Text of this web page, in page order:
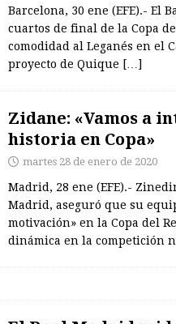
Barcelona, 30 ene (EFE).- El
cuartos de final de la Copa
comodidad al Leganés en el
proyecto de Quique […]
Zidane: «Vamos a
historia en Copa»
martes 28 de enero de 2020
Madrid, 28 ene (EFE).-
Madrid, aseguró que su
motivación» en la Copa del
dinámica en la competición